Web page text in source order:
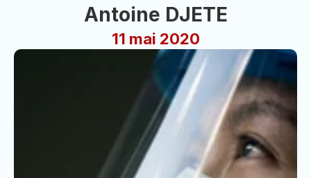
Antoine DJETE
11 mai 2020